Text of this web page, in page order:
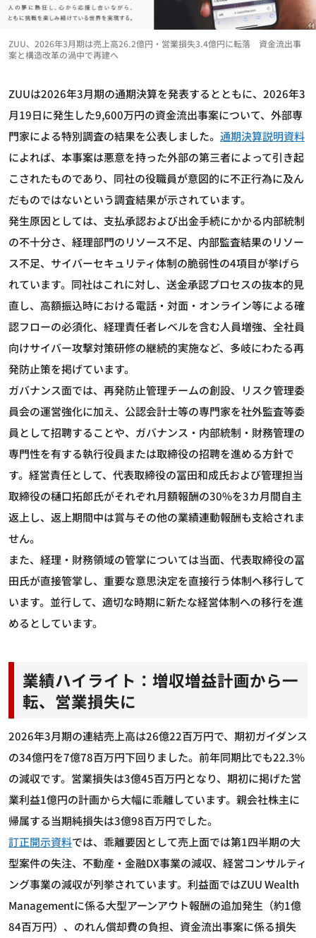
ZUU、2026年3月期は売上高26.2億円・営業損失3.4億円に転落 資金流出事
案と構造改革の渦中で再建へ
ZUUは2026年3月期の通期決算を発表するとともに、2026年3
月19日に発生した9,600万円の資金流出事案について、外部専
門家による特別調査の結果を公表しました。 通期決算説明資料
によれば、本事案は悪意を持った外部の第三者によって引き起
こされたものであり、同社の役職員が意図的に不正行為に及ん
だものではないという調査結果が示されています。
発生原因としては、支払承認および出金手続にかかる内部統制
の不十分さ、経理部門のリソース不足、内部監査結果のリソー
ス不足、サイバーセキュリティ体制の脆弱性の4項目が挙げら
れています。同社はこれに対し、送金承認プロセスの抜本的見
直し、高額振込時における電話・対面・オンライン等による確
認フローの必須化、経理責任者レベルを含む人員増強、全社員
向けサイバー攻撃対策研修の継続的実施など、多岐にわたる再
発防止策を掲げています。
ガバナンス面では、再発防止管理チームの創設、リスク管理委
員会の運営強化に加え、公認会計士等の専門家を社外監査等委
員として招聘することや、ガバナンス・内部統制・財務管理の
専門性を有する執行役員または取締役の招聘を進める方針で
す。経営責任として、代表取締役の冨田和成氏および管理担当
取締役の樋口拓郎氏がそれぞれ月額報酬の30%を3カ月間自主
返上し、返上期間中は賞与その他の業績連動報酬も支給されま
せん。
また、経理・財務領域の管掌については当面、代表取締役の冨
田氏が直接管掌し、重要な意思決定を直接行う体制へ移行して
います。並行して、適切な時期に新たな経営体制への移行を進
めるとしています。
業績ハイライト：増収増益計画から一
転、営業損失に
2026年3月期の連結売上高は26億22百万円で、期初ガイダンス
の34億円を7億78百万円下回りました。前年同期比でも22.3%
の減収です。営業損失は3億45百万円となり、期初に掲げた営
業利益1億円の計画から大幅に乖離しています。親会社株主に
帰属する当期純損失は3億98百万円でした。
訂正開示資料では、乖離要因として売上面では第1四半期の大
型案件の失注、不動産・金融DX事業の減収、経営コンサルティ
ング事業の減収が列挙されています。利益面ではZUU Wealth
Managementに係る大型アーンアウト報酬の追加発生（約1億
84百万円）、のれん償却費の負担、資金流出事案に係る損失